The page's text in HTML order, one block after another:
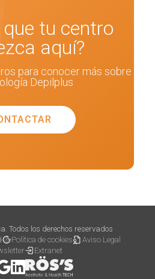
que tu centro
aquí?
para conocer más sobre
Depilplus
Todos los derechos reservados
Política de cookies
Aviso Legal
Extranet